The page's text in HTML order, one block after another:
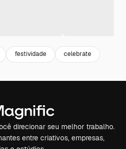
festividade celebrate
direcionar seu melhor trabalho.
entre criativos, empresas,